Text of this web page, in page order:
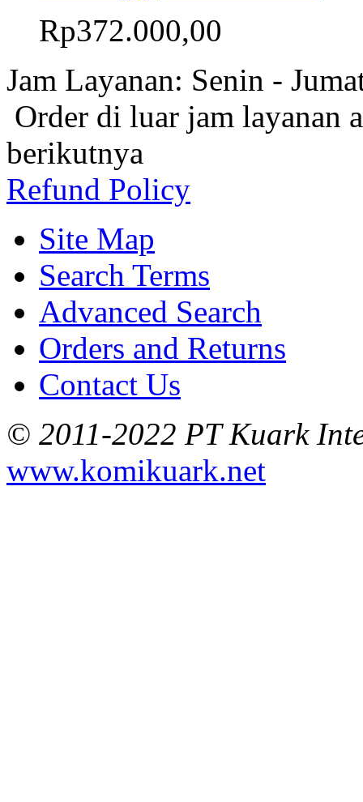
Rp372.000,00
Jam Layanan: Senin -
Order di luar jam layanan
berikutnya
Refund Policy
Site Map
Search Terms
Advanced Search
Orders and Returns
Contact Us
© 2011-2022 PT Kuark
www.komikuark.net